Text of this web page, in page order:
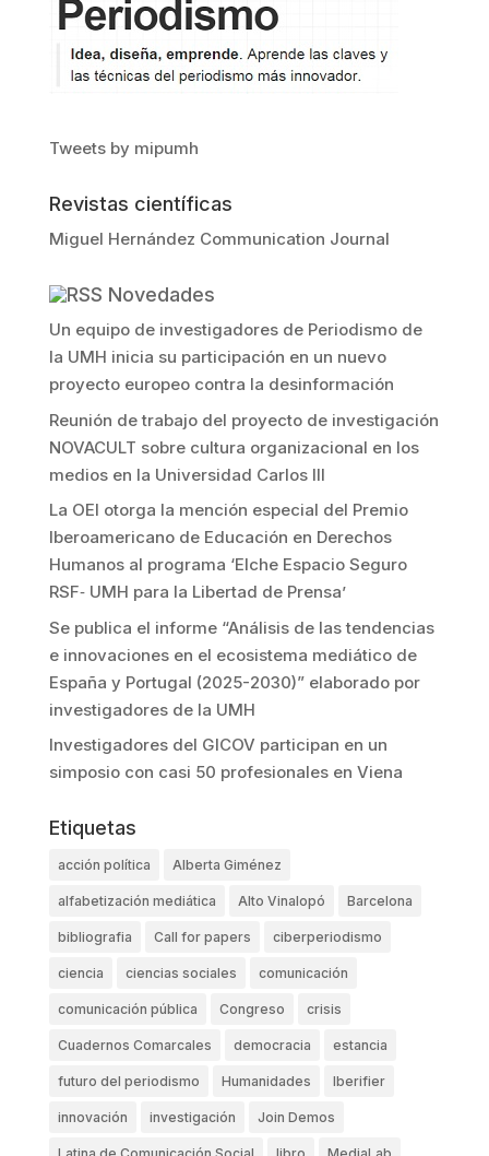
Tweets by mipumh
Revistas científicas
Miguel Hernández Communication Journal
Novedades
Un equipo de investigadores de Periodismo de
la UMH inicia su participación en un nuevo
proyecto europeo contra la desinformación
Reunión de trabajo del proyecto de investigación
NOVACULT sobre cultura organizacional en los
medios en la Universidad Carlos III
La OEI otorga la mención especial del Premio
Iberoamericano de Educación en Derechos
Humanos al programa ‘Elche Espacio Seguro
RSF‐ UMH para la Libertad de Prensa’
Se publica el informe “Análisis de las tendencias
e innovaciones en el ecosistema mediático de
España y Portugal (2025-2030)” elaborado por
investigadores de la UMH
Investigadores del GICOV participan en un
simposio con casi 50 profesionales en Viena
Etiquetas
acción política Alberta Giménez
alfabetización mediática Alto Vinalopó Barcelona
bibliografia Call for papers ciberperiodismo
ciencia ciencias sociales comunicación
comunicación pública Congreso crisis
Cuadernos Comarcales democracia estancia
futuro del periodismo Humanidades Iberifier
innovación investigación Join Demos